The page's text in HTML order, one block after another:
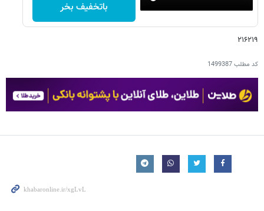
باتخفیف بخر
۲۱۶۲۱۹
کد مطلب1499387